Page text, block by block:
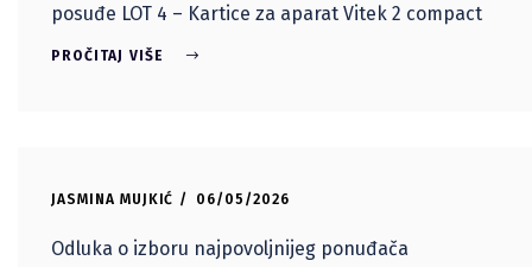
posuđe LOT 4 – Kartice za aparat Vitek 2 compact
PROČITAJ VIŠE
JASMINA MUJKIĆ 06/05/2026
Odluka o izboru najpovoljnijeg ponuđača